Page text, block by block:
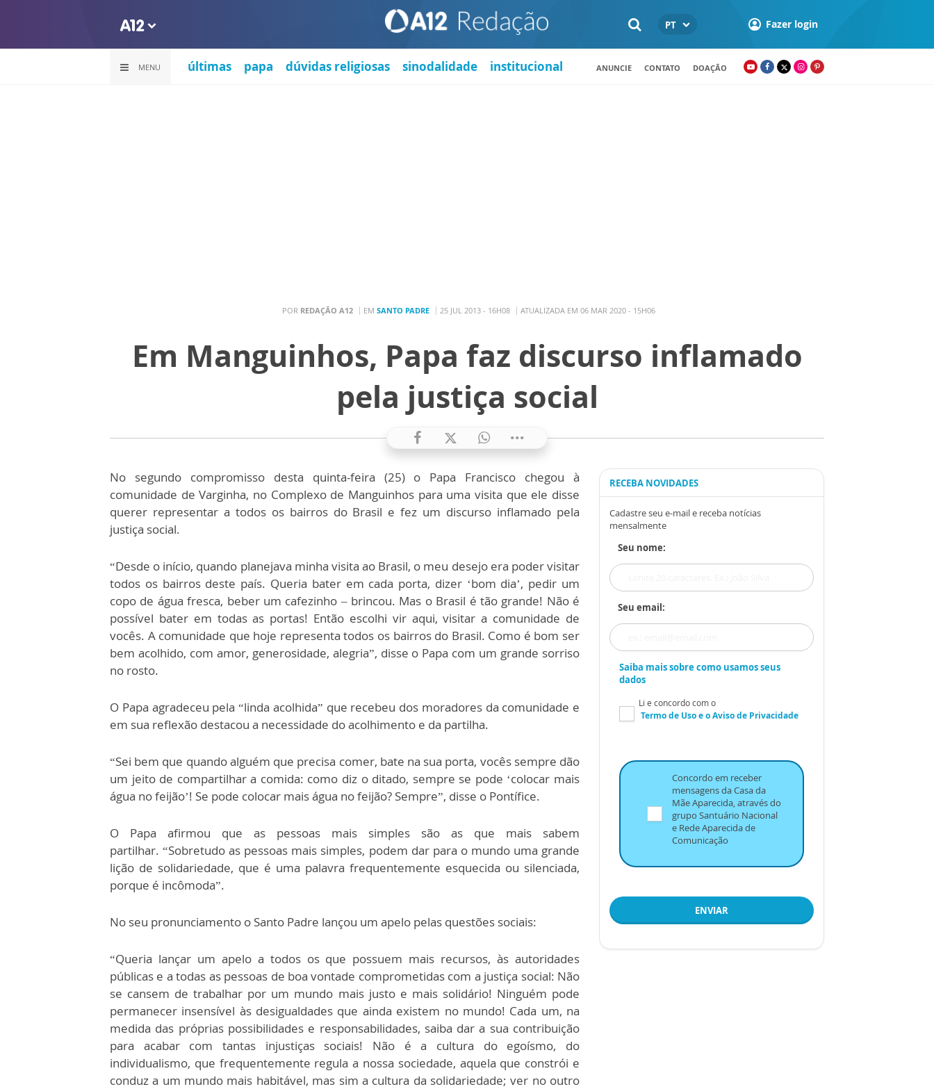
PT Fazer login
MENU últimas papa dúvidas religiosas sinodalidade institucional ANUNCIE CONTATO DOAÇÃO
POR REDAÇÃO A12 EM SANTO PADRE 25 JUL 2013 - 16H08 ATUALIZADA EM 06 MAR 2020 - 15H06
Em Manguinhos, Papa faz discurso inflamado
pela justiça social
No segundo compromisso desta quinta-feira (25) o Papa Francisco chegou à
comunidade de Varginha, no Complexo de Manguinhos para uma visita que ele disse
querer representar a todos os bairros do Brasil e fez um discurso inflamado pela
justiça social.
“Desde o início, quando planejava minha visita ao Brasil, o meu desejo era poder visitar
todos os bairros deste país. Queria bater em cada porta, dizer ‘bom dia’, pedir um
copo de água fresca, beber um cafezinho – brincou. Mas o Brasil é tão grande! Não é
possível bater em todas as portas! Então escolhi vir aqui, visitar a comunidade de
vocês. A comunidade que hoje representa todos os bairros do Brasil. Como é bom ser
bem acolhido, com amor, generosidade, alegria”, disse o Papa com um grande sorriso
no rosto.
O Papa agradeceu pela “linda acolhida” que recebeu dos moradores da comunidade e
em sua reflexão destacou a necessidade do acolhimento e da partilha.
“Sei bem que quando alguém que precisa comer, bate na sua porta, vocês sempre dão
um jeito de compartilhar a comida: como diz o ditado, sempre se pode ‘colocar mais
água no feijão’! Se pode colocar mais água no feijão? Sempre”, disse o Pontífice.
O Papa afirmou que as pessoas mais simples são as que mais sabem
partilhar. “Sobretudo as pessoas mais simples, podem dar para o mundo uma grande
lição de solidariedade, que é uma palavra frequentemente esquecida ou silenciada,
porque é incômoda”.
No seu pronunciamento o Santo Padre lançou um apelo pelas questões sociais:
“Queria lançar um apelo a todos os que possuem mais recursos, às autoridades
públicas e a todas as pessoas de boa vontade comprometidas com a justiça social: Não
se cansem de trabalhar por um mundo mais justo e mais solidário! Ninguém pode
permanecer insensível às desigualdades que ainda existem no mundo! Cada um, na
medida das próprias possibilidades e responsabilidades, saiba dar a sua contribuição
para acabar com tantas injustiças sociais! Não é a cultura do egoísmo, do
individualismo, que frequentemente regula a nossa sociedade, aquela que constrói e
conduz a um mundo mais habitável, mas sim a cultura da solidariedade; ver no outro
RECEBA NOVIDADES
Cadastre seu e-mail e receba notícias
mensalmente
Seu nome:
Seu email:
Saiba mais sobre como usamos seus
dados
Li e concordo com o
Termo de Usoe oAviso de Privacidade
Concordo em receber
mensagens da Casa da
Mãe Aparecida, através do
grupo Santuário Nacional
e Rede Aparecida de
Comunicação
ENVIAR